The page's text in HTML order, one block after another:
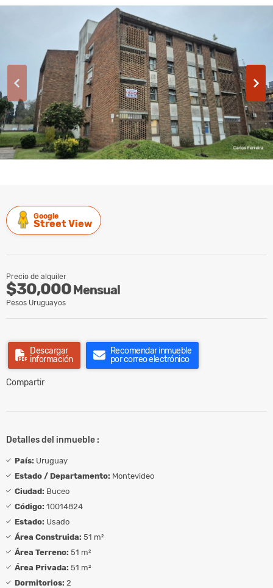
Google
Street View
Precio de alquiler
$30,000Mensual
Pesos Uruguayos
Descargar
información
Recomendar inmueble
por correo electrónico
Compartir
Detalles del inmueble :
País: Uruguay
Estado / Departamento: Montevideo
Ciudad: Buceo
Código: 10014824
Estado: Usado
Área Construida: 51 m²
Área Terreno: 51 m²
Área Privada: 51 m²
Dormitorios: 2